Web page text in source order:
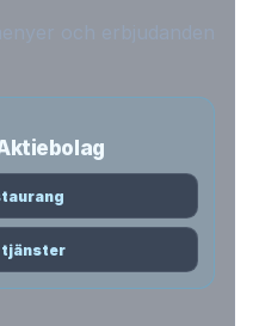
tjänster